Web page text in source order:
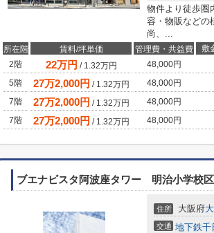
物件より徒歩圏
容・物販などの
尚、...
所在階 賃料/坪単価 管理費・共益費 敷
2階
22万円 / 1.32万円 48,000円
5階
27万2,000円 / 1.32万円 48,000円
7階
27万2,000円 / 1.32万円 48,000円
7階
27万2,000円 / 1.32万円 48,000円
ブエナビスタ阿波座タワー 明治小学校区
住所 大阪府
交通 地下鉄千